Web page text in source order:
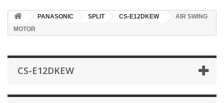
PANASONIC SPLIT CS-E12DKEW
AIR SWING
MOTOR
CS-E12DKEW